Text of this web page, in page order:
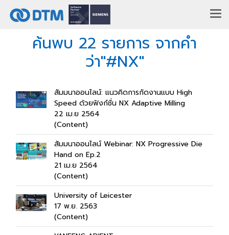
ค้นพบ 22 รายการ จากคำ
ว่า"#NX"
สัมมนาออนไลน์: แนวคิดการกัดงานแบบ High
Speed ด้วยฟังก์ชั่น NX Adaptive Milling
22 เม.ย 2564
(Content)
สัมมนาออนไลน์ Webinar: NX Progressive Die
Hand on Ep.2
21 เม.ย 2564
(Content)
University of Leicester
17 พ.ย. 2563
(Content)